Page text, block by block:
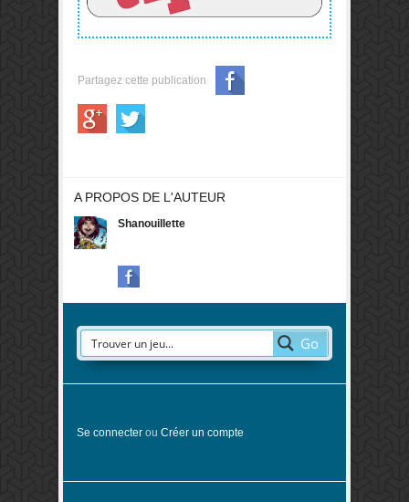
Partagez cette publication
A PROPOS DE L'AUTEUR
Shanouillette
Go
Se connecter ou Créer un compte